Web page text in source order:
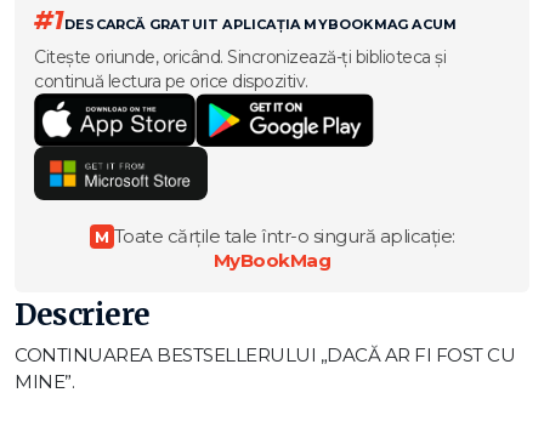
#1DESCARCĂ GRATUIT APLICAȚIA MYBOOKMAG ACUM
Citește oriunde, oricând. Sincronizează-ți biblioteca și
continuă lectura pe orice dispozitiv.
M Toate cărțile tale într-o singură aplicație:
MyBookMag
Descriere
CONTINUAREA BESTSELLERULUI „DACĂ AR FI FOST CU
MINE”.